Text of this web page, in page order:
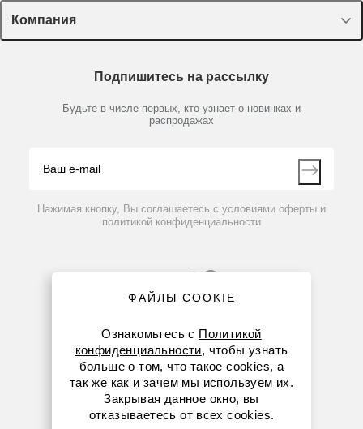
Пластик, стекло, принадлежности
Химические реактивы, препараты, наборы
Производители
Лекторий Диаэм
Доставка и оплата
Мобильное приложение
Компания
Партнеры
Контакты
Подпишитесь на рассылку
Будьте в числе первых, кто узнает о новинках и
распродажах
Нажимая кнопку, Вы соглашаетесь с условиями оферты и
политикой конфиденциальности
8 (800) 234-05-08
+7 (923) 303-01-52
ФАЙЛЫ COOKIE
Ознакомьтесь с Политикой
конфиденциальности, чтобы узнать
больше о том, что такое cookies, а
так же как и зачем мы используем их.
Закрывая данное окно, вы
отказываетесь от всех cookies.